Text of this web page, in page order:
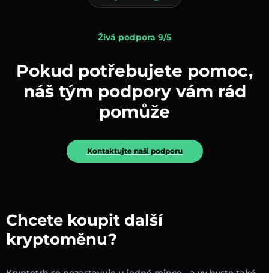
Živá podpora 9/5
Pokud potřebujete pomoc,
náš tým podpory vám rád
pomůže
Kontaktujte naši podporu
Chcete koupit další
kryptoměnu?